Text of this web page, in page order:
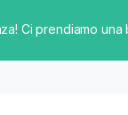
Ci prendiamo